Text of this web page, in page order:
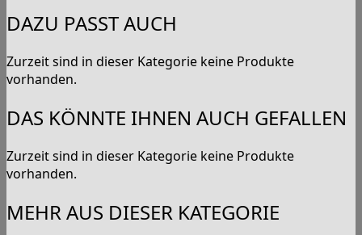
DAZU PASST AUCH
Zurzeit sind in dieser Kategorie keine Produkte
vorhanden.
DAS KÖNNTE IHNEN AUCH GEFALLEN
Zurzeit sind in dieser Kategorie keine Produkte
vorhanden.
MEHR AUS DIESER KATEGORIE